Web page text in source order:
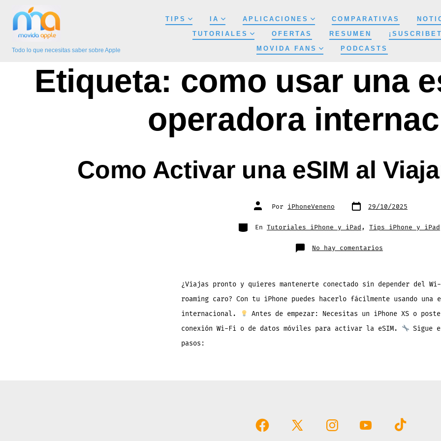
contenido
Todo lo que necesitas saber sobre Apple
TIPS IA APLICACIONES COMPARATIVAS
TUTORIALES
OFERTAS RESUMEN
MOVIDA FANS
PODCASTS
Etiqueta: como usar una
operadora
Como Activar una eSIM al
Autor
de Por iPhoneVeneno Fecha
de 29/10/2025
Categorías
En Tutoriales iPhone y iPad , Tips iPhone y iPad
No hay comentarios
Como
Viajar
a
Otro
País
¿Viajas pronto y quieres mantenerte conectado sin depender del
roaming caro? Con tu iPhone puedes hacerlo fácilmente usando una
internacional.
Antes de empezar: Necesitas un iPhone XS o
conexión Wi-Fi o de datos móviles para activar la eSIM.
Sigue
pasos:
Abrir Abrir Abrir Abrir Abrir